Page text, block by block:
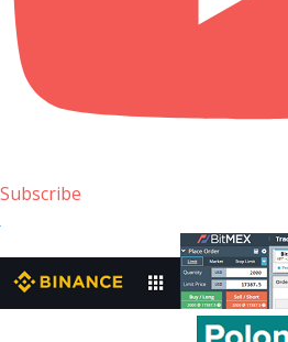
Subscribe